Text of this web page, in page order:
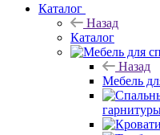
Каталог
Назад
Каталог
Назад
Мебель